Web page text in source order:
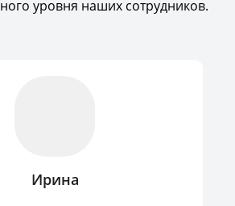
уровня наших сотрудников.
Ирина